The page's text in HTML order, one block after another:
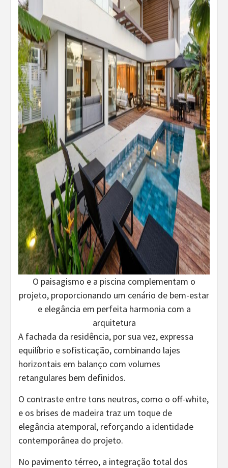
O paisagismo e a piscina complementam o
projeto, proporcionando um cenário de bem-estar
e elegância em perfeita harmonia com a
arquitetura
A fachada da residência, por sua vez, expressa
equilíbrio e sofisticação, combinando lajes
horizontais em balanço com volumes
retangulares bem definidos.
O contraste entre tons neutros, como o off-white,
e os brises de madeira traz um toque de
elegância atemporal, reforçando a identidade
contemporânea do projeto.
No pavimento térreo, a integração total dos